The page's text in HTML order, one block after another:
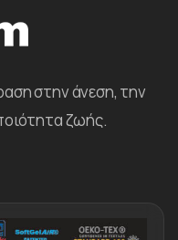
στην άνεση, την
ζωής.